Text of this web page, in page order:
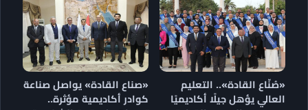
«صُنّاع القادة».. التعليم
العالي يؤهل جيلًا أكاديميًا
«صناع القادة» يواصل صناعة
كوادر أكاديمية مؤثرة..